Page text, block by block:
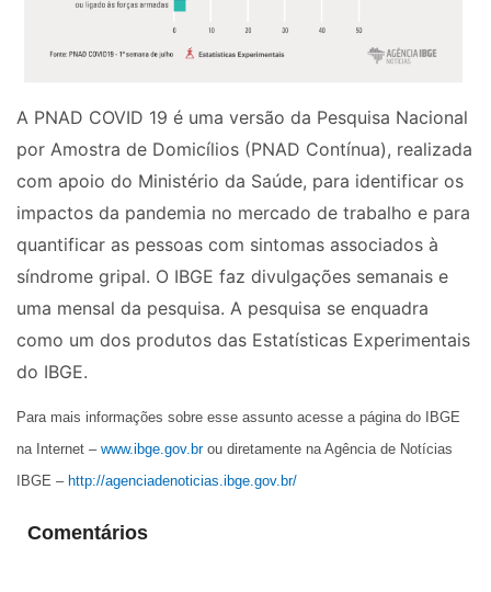
A PNAD COVID 19 é uma versão da Pesquisa Nacional
por Amostra de Domicílios (PNAD Contínua), realizada
com apoio do Ministério da Saúde, para identificar os
impactos da pandemia no mercado de trabalho e para
quantificar as pessoas com sintomas associados à
síndrome gripal. O IBGE faz divulgações semanais e
uma mensal da pesquisa. A pesquisa se enquadra
como um dos produtos das Estatísticas Experimentais
do IBGE.
Para mais informações sobre esse assunto acesse a página do IBGE
na Internet – www.ibge.gov.brou diretamente na Agência de Notícias
IBGE – http://agenciadenoticias.ibge.gov.br/
Comentários